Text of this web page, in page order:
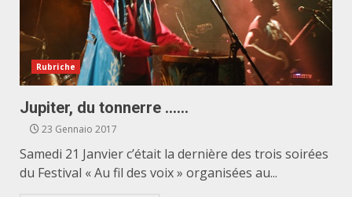
Rubriche
Jupiter, du tonnerre ……
23 Gennaio 2017
Samedi 21 Janvier c’était la dernière des trois soirées
du Festival « Au fil des voix » organisées au...